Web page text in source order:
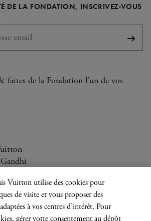
DE LA FONDATION, INSCRIVEZ-VOUS
faites de la Fondation l'un de vos
de 11h à 21h
Vuitton utilise des cookies pour
de visite et vous proposer des
à vos centres d’intérêt. Pour
gérer votre consentement au dépôt